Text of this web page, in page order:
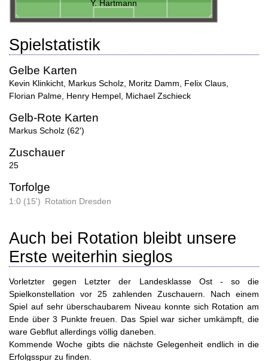
Y. Hartmann
Spielstatistik
Gelbe Karten
Kevin Klinkicht Markus Scholz Moritz Damm Felix Claus
Florian Palme Henry Hempel Michael Zschieck
Gelb-Rote Karten
Markus Scholz (62')
Zuschauer
25
Torfolge
1:0 (15') Rotation Dresden
Auch bei Rotation bleibt unsere
Erste weiterhin sieglos
Vorletzter gegen Letzter der Landesklasse Ost - so die
Spielkonstellation vor 25 zahlenden Zuschauern. Nach einem
Spiel auf sehr überschaubarem Niveau konnte sich Rotation am
Ende über 3 Punkte freuen. Das Spiel war sicher umkämpft, die
ware Gebflut allerdings völlig daneben.
Kommende Woche gibts die nächste Gelegenheit endlich in die
Erfolgsspur zu finden.